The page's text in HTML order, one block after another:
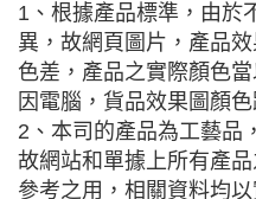
1、根據產品標準，由於
異，故網頁圖片，產品
色差，產品之實際顏色
因電腦，貨品效果圖顏
2、本司的產品為工藝品
故網站和單據上所有產
參考之用，相關資料均